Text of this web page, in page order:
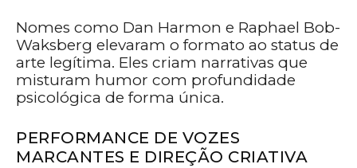
Nomes como Dan Harmon e Raphael Bob-
Waksberg elevaram o formato ao status de
arte legítima. Eles criam narrativas que
misturam humor com profundidade
psicológica de forma única.
PERFORMANCE DE VOZES
MARCANTES E DIREÇÃO CRIATIVA